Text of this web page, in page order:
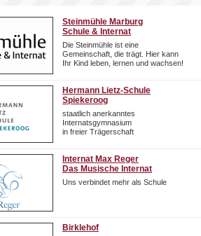
Steinmühle Marburg
Schule & Internat
Die Steinmühle ist eine
Gemeinschaft, die trägt. Hier kann
Ihr Kind leben, lernen und wachsen!
Hermann Lietz-Schule
Spiekeroog
staatlich anerkanntes
Internatsgymnasium
in freier Trägerschaft
Internat Max Reger
Das Musische Internat
Uns verbindet mehr als Schule
Birklehof